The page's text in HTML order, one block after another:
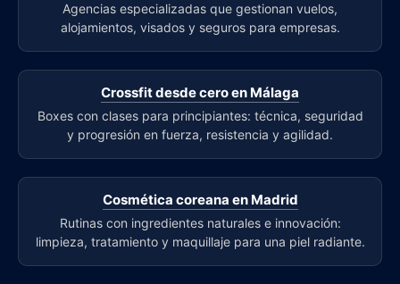
Agencias especializadas que gestionan vuelos,
alojamientos, visados y seguros para empresas.
Crossfit desde cero en Málaga
Boxes con clases para principiantes: técnica, seguridad
y progresión en fuerza, resistencia y agilidad.
Cosmética coreana en Madrid
Rutinas con ingredientes naturales e innovación:
limpieza, tratamiento y maquillaje para una piel radiante.